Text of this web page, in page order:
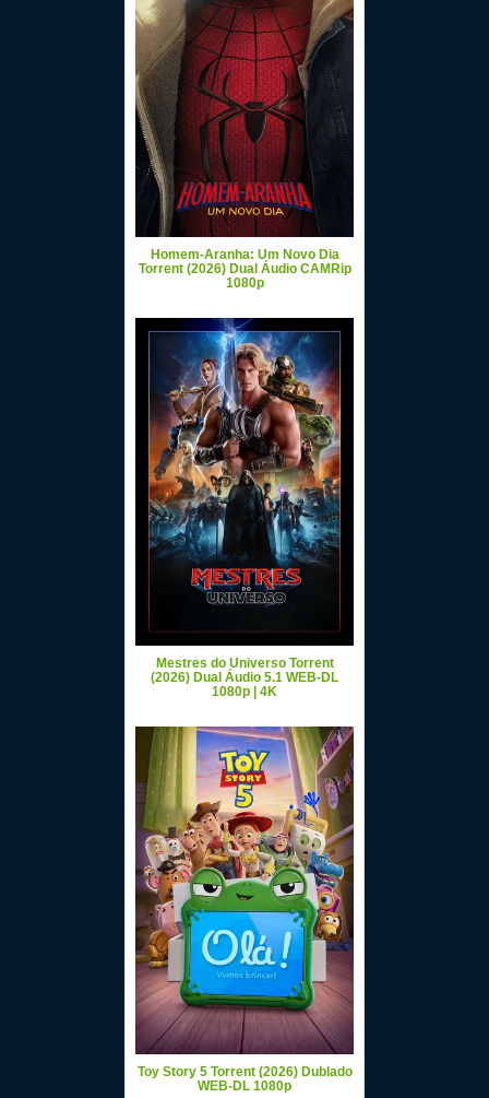
Homem-Aranha: Um Novo Dia
Torrent (2026) Dual Áudio CAMRip
1080p
Mestres do Universo Torrent
(2026) Dual Áudio 5.1 WEB-DL
1080p | 4K
Toy Story 5 Torrent (2026) Dublado
WEB-DL 1080p